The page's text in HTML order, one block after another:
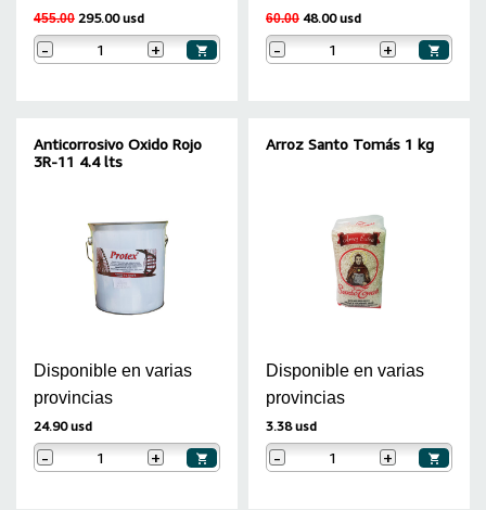
455.00 295.00 usd
- +
60.00 48.00 usd
- +
Anticorrosivo Oxido Rojo
3R-11 4.4 lts
Disponible en varias
provincias
24.90 usd
- +
Arroz Santo Tomás 1 kg
Disponible en varias
provincias
3.38 usd
- +